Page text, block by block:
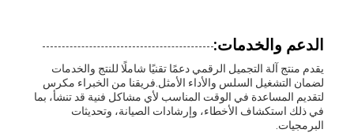
الدعم والخدمات:
يقدم منتج آلة التجميل الرقمي دعمًا تقنيًا شاملًا للنتج والخدمات
لضمان التشغيل السلس والأداء الأمثل.فريقنا من الخبراء مكرس
لتقديم المساعدة في الوقت المناسب لأي مشاكل فنية قد تنشأ، بما
في ذلك استكشاف الأخطاء، وإرشادات الصيانة، وتحديثات
البرمجيات.